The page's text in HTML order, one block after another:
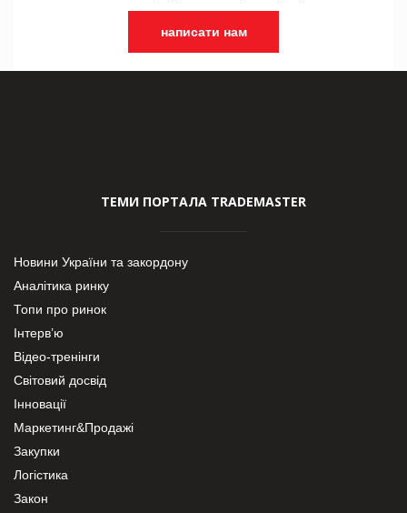
написати нам
ТЕМИ ПОРТАЛА TRADEMASTER
Новини України та закордону
Аналітика ринку
Топи про ринок
Інтерв’ю
Відео-тренінги
Світовий досвід
Інновації
Маркетинг&Продажі
Закупки
Логістика
Закон